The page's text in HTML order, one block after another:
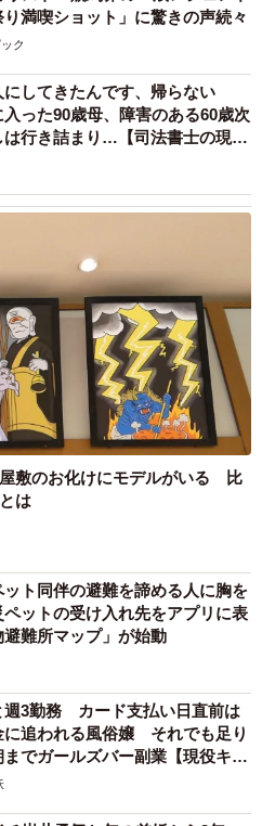
り満喫ショット」に驚きの声続々
ク
にしてきたんです、帰らない
った90歳母、障害のある60歳次
は行き詰まり…【司法書士の現場
敷のお化けにモデルがいる 比
は
ト同伴の避難を諦める人に胸を
ットの受け入れ先をアプリに表
難所マップ」が始動
週3勤務 カード支払い日直前は
追われる風俗嬢 それでも足り
でガールズバー副業【現役キャ